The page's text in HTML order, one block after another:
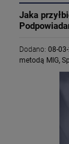
Jaka
Dodano: 08-
metodą MIG,